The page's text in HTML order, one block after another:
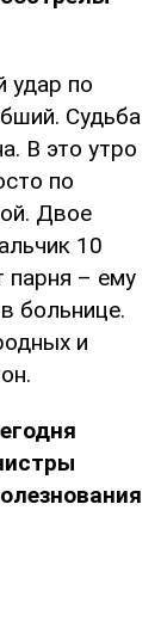
удар по
Судьба
В это утро
по
Двое
10
парня – ему
больнице.
и